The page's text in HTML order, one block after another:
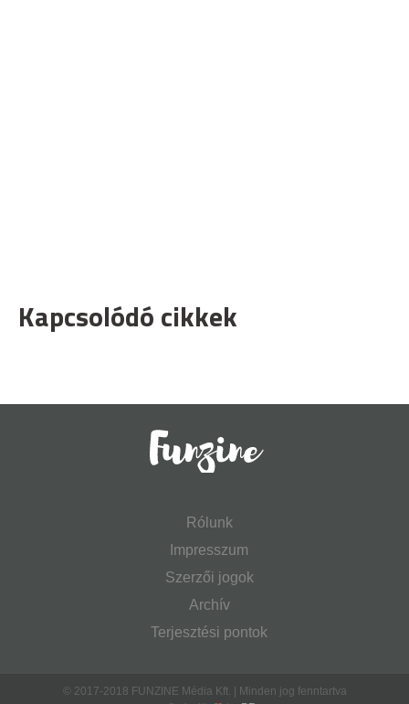
Kapcsolódó cikkek
Rólunk
Impresszum
Szerzői jogok
Archív
Terjesztési pontok
© 2017-2018 FUNZINE Média Kft. | Minden jog fenntartva